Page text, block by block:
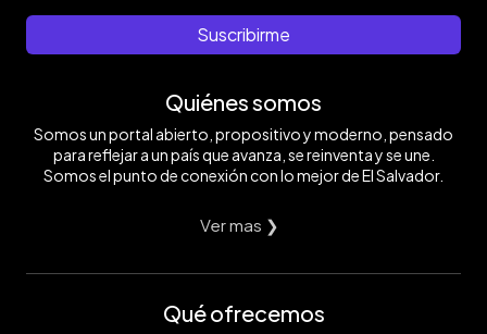
Suscribirme
Quiénes somos
Somos un portal abierto, propositivo y moderno, pensado
para reflejar a un país que avanza, se reinventa y se une.
Somos el punto de conexión con lo mejor de El Salvador.
Ver mas ❯
Qué ofrecemos